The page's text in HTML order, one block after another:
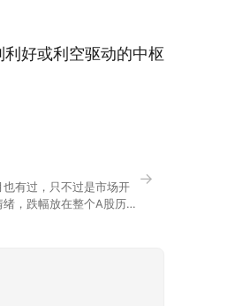
好或利空驱动的中枢
有过，只不过是市场开
，跌幅放在整个A股历史
→